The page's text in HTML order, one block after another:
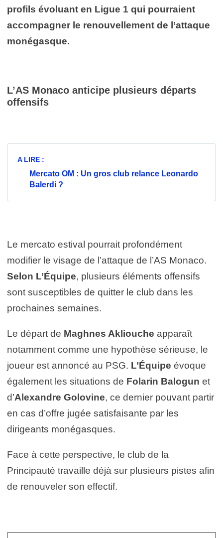
profils évoluant en Ligue 1 qui pourraient
accompagner le renouvellement de l’attaque
monégasque.
L’AS Monaco anticipe plusieurs départs
offensifs
A LIRE :
Mercato OM : Un gros club relance Leonardo
Balerdi ?
Le mercato estival pourrait profondément
modifier le visage de l’attaque de l’AS Monaco.
Selon L’Équipe, plusieurs éléments offensifs
sont susceptibles de quitter le club dans les
prochaines semaines.
Le départ de Maghnes Akliouche apparaît
notamment comme une hypothèse sérieuse, le
joueur est annoncé au PSG. L’Équipe évoque
également les situations de Folarin Balogun et
d’Alexandre Golovine, ce dernier pouvant partir
en cas d’offre jugée satisfaisante par les
dirigeants monégasques.
Face à cette perspective, le club de la
Principauté travaille déjà sur plusieurs pistes afin
de renouveler son effectif.